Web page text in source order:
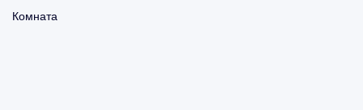
Комната